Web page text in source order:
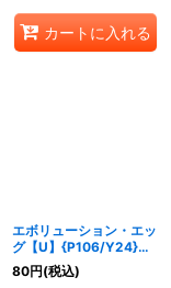
カートに入れる
エボリューション・エッ
グ【U】{P106/Y24}
《自然》
80円(税込)